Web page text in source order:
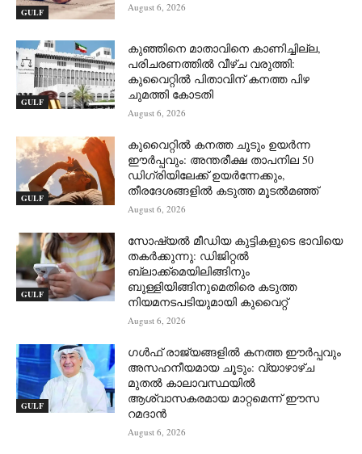
GULF August 6, 2026
GULF
കുഞ്ഞിനെ മാതാവിനെ കാണിച്ചില്ല,
പരിചരണത്തിൽ വീഴ്ച വരുത്തി:
കുവൈറ്റിൽ പിതാവിന് കനത്ത പിഴ
ചുമത്തി കോടതി
August 6, 2026
GULF
കുവൈറ്റിൽ കനത്ത ചൂടും ഉയർന്ന
ഈർപ്പവും: അന്തരീക്ഷ താപനില 50
ഡിഗ്രിയിലേക്ക് ഉയർന്നേക്കും,
തീരദേശങ്ങളിൽ കടുത്ത മൂടൽമഞ്ഞ്
August 6, 2026
GULF
സോഷ്യൽ മീഡിയ കുട്ടികളുടെ ഭാവിയെ
തകർക്കുന്നു: ഡിജിറ്റൽ
ബ്ലാക്ക്‌മെയിലിങ്ങിനും
ബുള്ളിയിങ്ങിനുമെതിരെ കടുത്ത
നിയമനടപടിയുമായി കുവൈറ്റ്
August 6, 2026
GULF
ഗൾഫ് രാജ്യങ്ങളിൽ കനത്ത ഈർപ്പവും
അസഹനീയമായ ചൂടും: വ്യാഴാഴ്ച
മുതൽ കാലാവസ്ഥയിൽ
ആശ്വാസകരമായ മാറ്റമെന്ന് ഈസ
റമദാൻ
August 6, 2026